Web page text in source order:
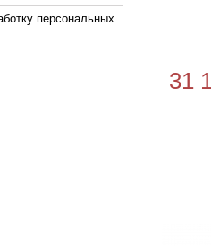
персональных
31